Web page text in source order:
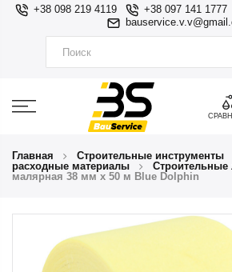
+38 098 219 4119 +38 097 141 1777
Главная Строительные инструменты
расходные материалы
Строительные
малярная 38 мм х 50 м Blue Dolphin